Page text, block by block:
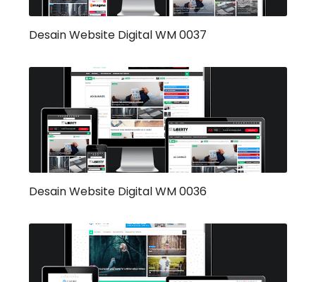
Desain Website Digital WM 0037
Desain Website Digital WM 0036